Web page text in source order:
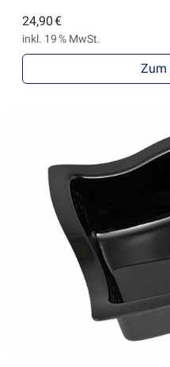
24,90 €
inkl. 19 % MwSt.
Zum